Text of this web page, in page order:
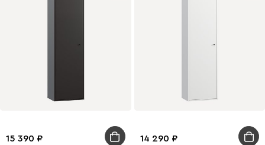
15 390 14 290